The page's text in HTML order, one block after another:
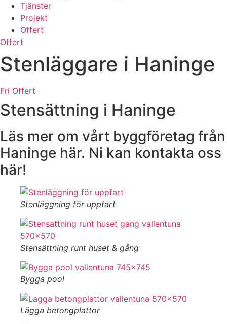
Tjänster
Projekt
Offert
Offert
Stenläggare i Haninge
Fri Offert
Stensättning i Haninge
Läs mer om vårt byggföretag från
Haninge här. Ni kan kontakta oss
här!
Stenläggning för uppfart
Stensättning runt huset & gång
Bygga pool
Lägga betongplattor